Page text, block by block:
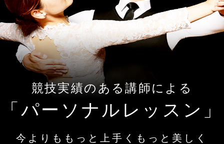
競技実績のある講師による
「パーソナルレッスン」
今よりももっと上手くもっと美しく